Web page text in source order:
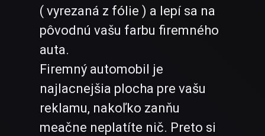
( vyrezaná z fólie ) a lepí sa na
pôvodnú vašu farbu firemného
auta.
Firemný automobil je
najlacnejšia plocha pre vašu
reklamu, nakoľko zanňu
meačne neplatíte nič. Preto si